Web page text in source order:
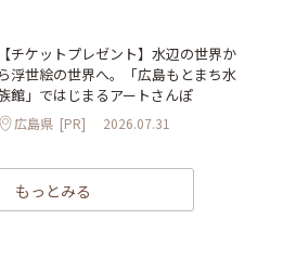
【チケットプレゼント】水辺の世界か
ら浮世絵の世界へ。「広島もとまち水
館」ではじまるアートさんぽ
広島県 [PR] 2026.07.31
もっとみる